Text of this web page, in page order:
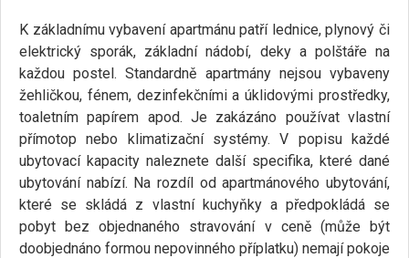
K základnímu vybavení apartmánu patří lednice, plynový či
elektrický sporák, základní nádobí, deky a polštáře na
každou postel. Standardně apartmány nejsou vybaveny
žehličkou, fénem, dezinfekčními a úklidovými prostředky,
toaletním papírem apod. Je zakázáno používat vlastní
přímotop nebo klimatizační systémy. V popisu každé
ubytovací kapacity naleznete další specifika, které dané
ubytování nabízí. Na rozdíl od apartmánového ubytování,
které se skládá z vlastní kuchyňky a předpokládá se
pobyt bez objednaného stravování v ceně (může být
doobjednáno formou nepovinného příplatku) nemají pokoje